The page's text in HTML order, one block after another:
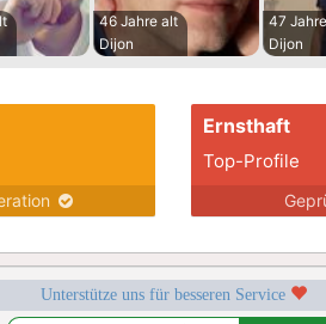
46 Jahre alt
Dijon
47
Dijon
Ernsthaft
Top-Profile
Unterstütze uns für besseren Service